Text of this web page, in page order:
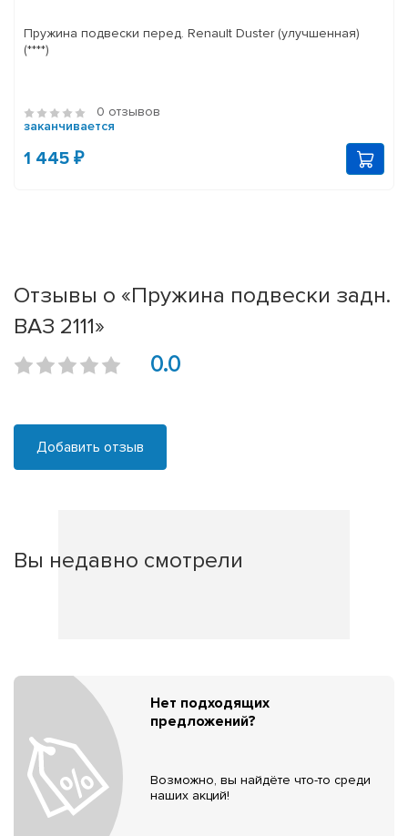
Пружина подвески перед. Renault Duster (улучшенная)
(****)
0 отзывов
заканчивается
1 445 ₽
Отзывы о «Пружина подвески задн.
ВАЗ 2111»
0.0
Добавить отзыв
Вы недавно смотрели
Нет подходящих
предложений?
Возможно, вы найдёте что-то среди
наших акций!